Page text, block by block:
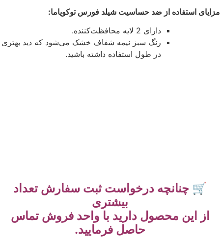
مزایای استفاده از ضد حساسیت شیلد فورس توکویاما:
دارای 2 لایه محافظت‌کننده.
رنگ سبز نیمه شفاف خشک می‌شود که دید بهتری
در طول استفاده داشته باشید.
🛒 چنانچه درخواست ثبت سفارش تعداد
بیشتری
از این محصول دارید با واحد فروش تماس
حاصل فرمایید.